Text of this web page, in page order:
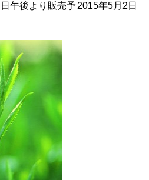
2015年5月2日
午後より販売予